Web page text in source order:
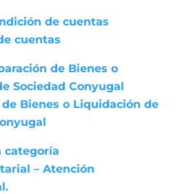
de cuentas
cuentas
de Bienes o
Sociedad Conyugal
de Bienes o Liquidación de
categoría
– Atención